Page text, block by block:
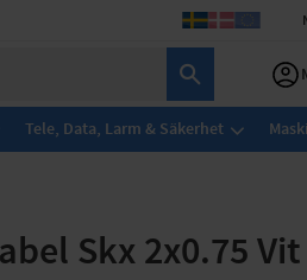
Tele, Data, Larm & Säkerhet
Skx 2x0.75